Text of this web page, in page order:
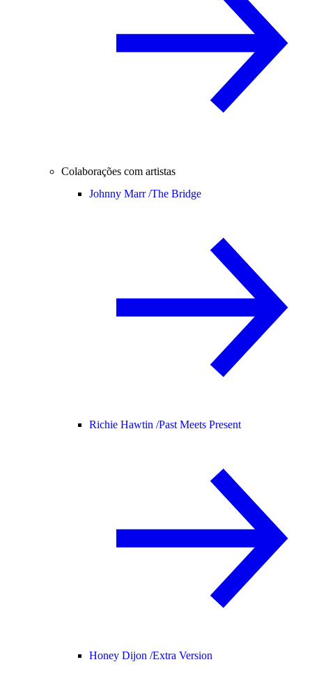
Colaborações com artistas
Johnny Marr /The Bridge
Richie Hawtin /Past Meets Present
Honey Dijon /Extra Version